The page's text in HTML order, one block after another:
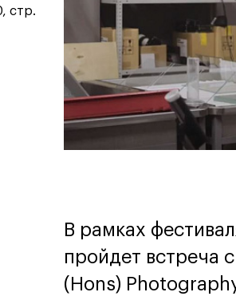
стр.
В рамках
пройдет встреча
(Hons)